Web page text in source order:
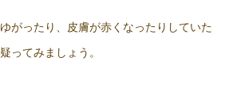
がったり、皮膚が赤くなったりしていた
ってみましょう。